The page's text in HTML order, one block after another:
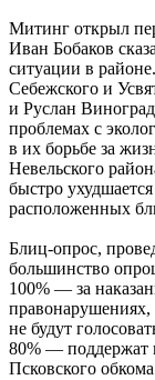
Митинг открыл
Иван Бобаков
ситуации в
Себежского и
и Руслан
проблемах с
в их борьбе за
Невельского
быстро
расположенных
Блиц-опрос,
большинство
100% — за
не будут
80% — поддержат
Псковского